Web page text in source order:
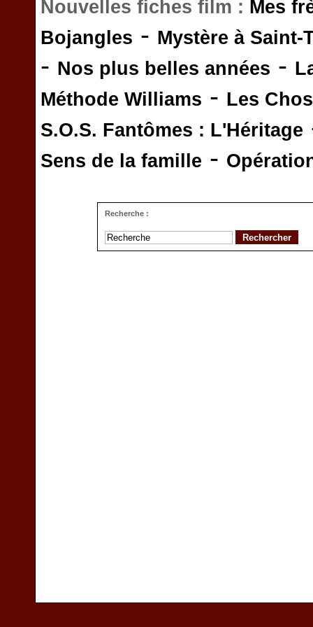
Nouvelles fiches film : Mes
Bojangles - Mystère à Saint-
- Nos plus belles années -
Méthode Williams - Les
S.O.S. Fantômes : L'Héritage
Sens de la famille -
Recherche :